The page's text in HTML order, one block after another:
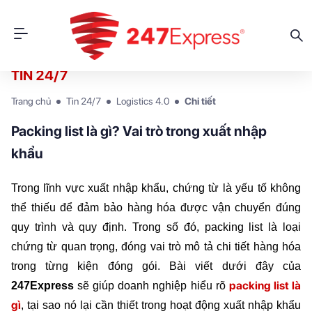
TIN 24/7
Trang chủ Tin 24/7 Logistics 4.0 Chi tiết
Packing list là gì? Vai trò trong xuất nhập
khẩu
Trong lĩnh vực xuất nhập khẩu, chứng từ là yếu tố không
thể thiếu để đảm bảo hàng hóa được vận chuyển đúng
quy trình và quy định. Trong số đó, packing list là loại
chứng từ quan trọng, đóng vai trò mô tả chi tiết hàng hóa
247Express sẽ giúp doanh nghiệp hiểu rõ packing list là
gì, tại sao nó lại cần thiết trong hoạt động xuất nhập khẩu